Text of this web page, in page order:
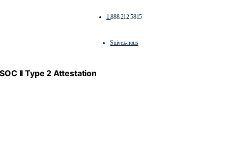
1.888.212.5815
Suivez-nous
SOC II Type 2 Attestation